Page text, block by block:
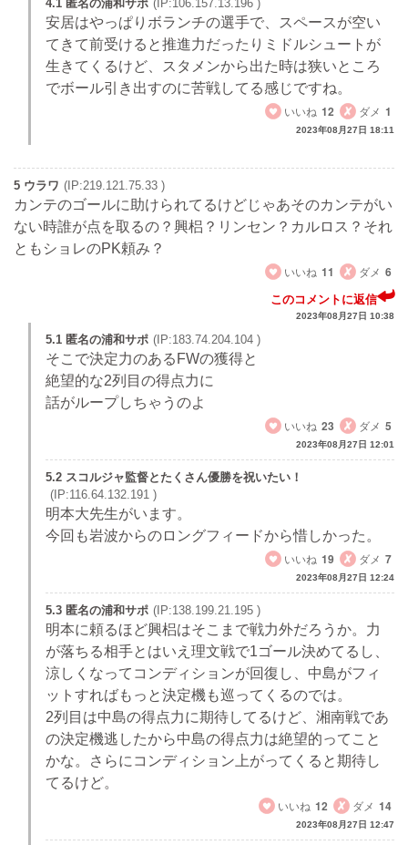
4.1 匿名の浦和サポ (IP:106.157.13.196 )
安居はやっぱりボランチの選手で、スペースが空い
てきて前受けると推進力だったりミドルシュートが
生きてくるけど、スタメンから出た時は狭いところ
でボール引き出すのに苦戦してる感じですね。
いいね 12 ダメ 1
2023年08月27日 18:11
5 ウラワ (IP:219.121.75.33 )
カンテのゴールに助けられてるけどじゃあそのカンテがい
ない時誰が点を取るの？興梠？リンセン？カルロス？それ
ともショレのPK頼み？
いいね 11 ダメ 6
このコメントに返信
2023年08月27日 10:38
5.1 匿名の浦和サポ (IP:183.74.204.104 )
そこで決定力のあるFWの獲得と
絶望的な2列目の得点力に
話がループしちゃうのよ
いいね 23 ダメ 5
2023年08月27日 12:01
5.2 スコルジャ監督とたくさん優勝を祝いたい！
(IP:116.64.132.191 )
明本大先生がいます。
今回も岩波からのロングフィードから惜しかった。
いいね 19 ダメ 7
2023年08月27日 12:24
5.3 匿名の浦和サポ (IP:138.199.21.195 )
明本に頼るほど興梠はそこまで戦力外だろうか。力
が落ちる相手とはいえ理文戦で1ゴール決めてるし、
涼しくなってコンディションが回復し、中島がフィ
ットすればもっと決定機も巡ってくるのでは。
2列目は中島の得点力に期待してるけど、湘南戦であ
の決定機逃したから中島の得点力は絶望的ってこと
かな。さらにコンディション上がってくると期待し
てるけど。
いいね 12 ダメ 14
2023年08月27日 12:47